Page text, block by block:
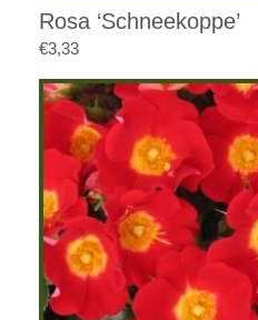
Rosa ‘Schneekoppe’
€3,33